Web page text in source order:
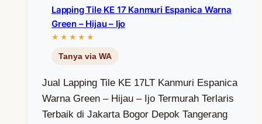
Lapping Tile KE 17 Kanmuri Espanica Warna
Green – Hijau – Ijo
Jual Lapping Tile KE 17LT Kanmuri Espanica
Warna Green – Hijau – Ijo Termurah Terlaris
Terbaik di Jakarta Bogor Depok Tangerang